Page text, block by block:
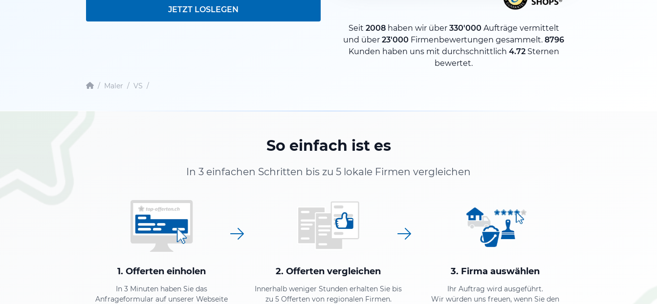
JETZT LOSLEGEN
Seit 2008haben wir über 330'000 Aufträge vermittelt
und über 23'000 Firmenbewertungen gesammelt. 8796
Kunden haben uns mit durchschnittlich 4.72Sternen
bewertet.
/ Maler / VS /
So einfach ist es
In 3 einfachen Schritten bis zu 5 lokale Firmen vergleichen
1. Offerten einholen
In 3 Minuten haben Sie das
Anfrageformular auf unserer Webseite
2. Offerten vergleichen
Innerhalb weniger Stunden erhalten Sie bis
zu 5 Offerten von regionalen Firmen.
3. Firma auswählen
Ihr Auftrag wird ausgeführt.
Wir würden uns freuen, wenn Sie den